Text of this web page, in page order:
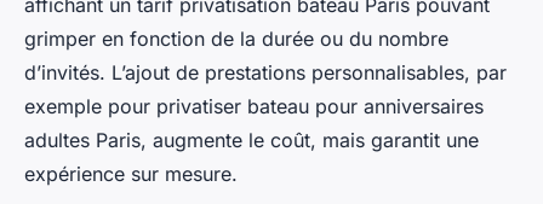
grimper en fonction de la durée ou du nombre
d’invités. L’ajout de prestations personnalisables, par
exemple pour privatiser bateau pour anniversaires
adultes Paris, augmente le coût, mais garantit une
expérience sur mesure.